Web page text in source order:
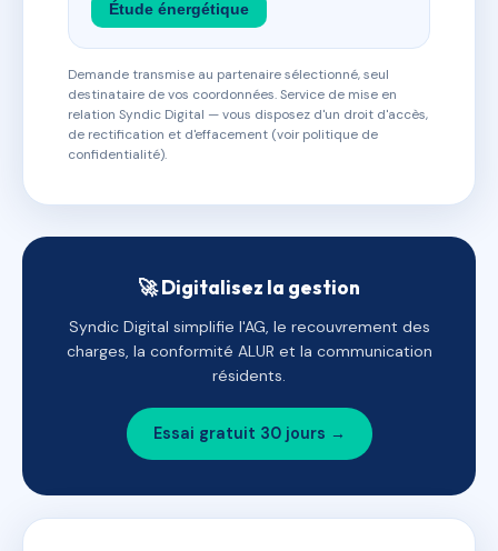
Étude énergétique
Demande transmise au partenaire sélectionné, seul
destinataire de vos coordonnées. Service de mise en
relation Syndic Digital — vous disposez d'un droit d'accès,
de rectification et d'effacement (voir politique de
confidentialité).
🚀 Digitalisez la gestion
Syndic Digital simplifie l'AG, le recouvrement des
charges, la conformité ALUR et la communication
résidents.
Essai gratuit 30 jours →